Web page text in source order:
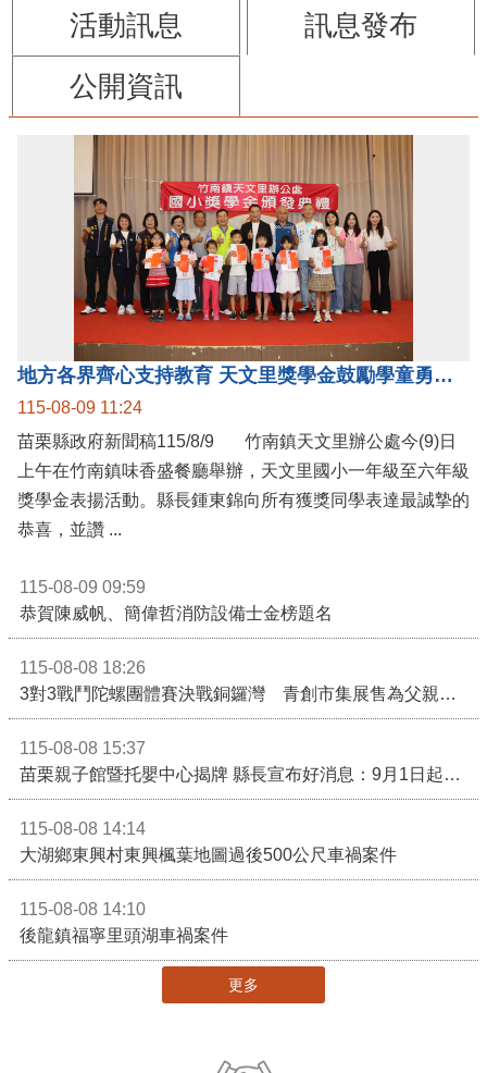
活動訊息
訊息發布
公開資訊
地方各界齊心支持教育 天文里獎學金鼓勵學童勇敢追夢
115-08-09 11:24
苗栗縣政府新聞稿115/8/9 竹南鎮天文里辦公處今(9)日
上午在竹南鎮味香盛餐廳舉辦，天文里國小一年級至六年級
獎學金表揚活動。縣長鍾東錦向所有獲獎同學表達最誠摯的
恭喜，並讚 ...
115-08-09 09:59
恭賀陳威帆、簡偉哲消防設備士金榜題名
115-08-08 18:26
3對3戰鬥陀螺團體賽決戰銅鑼灣 青創市集展售為父親節增添繽紛
115-08-08 15:37
苗栗親子館暨托嬰中心揭牌 縣長宣布好消息：9月1日起調降臨時托嬰費用
115-08-08 14:14
大湖鄉東興村東興楓葉地圖過後500公尺車禍案件
115-08-08 14:10
後龍鎮福寧里頭湖車禍案件
更多